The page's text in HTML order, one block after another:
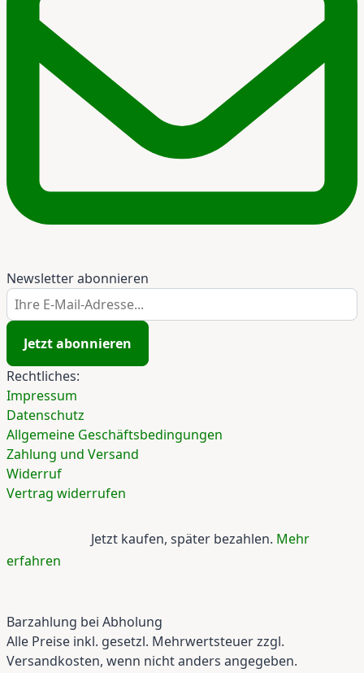
Newsletter abonnieren
Ihre E-Mail-Adresse...
Jetzt abonnieren
Rechtliches:
Impressum
Datenschutz
Allgemeine Geschäftsbedingungen
Zahlung und Versand
Widerruf
Vertrag widerrufen
Jetzt kaufen, später bezahlen. Mehr
erfahren
Barzahlung bei Abholung
Alle Preise inkl. gesetzl. Mehrwertsteuer zzgl.
Versandkosten, wenn nicht anders angegeben.